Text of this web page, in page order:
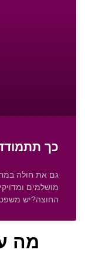
כך
גם את חולה
מושלמים
החוצה?יש משפט
מה